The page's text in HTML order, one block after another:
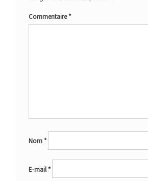
Commentaire*
Nom*
E-mail*